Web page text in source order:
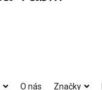
O nás Značky